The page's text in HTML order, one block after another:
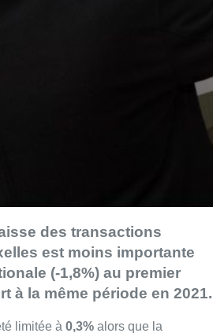
des transactions
est moins importante
(-1,8%) au premier
à la même période en 2021.
limitée à 0,3% alors que la